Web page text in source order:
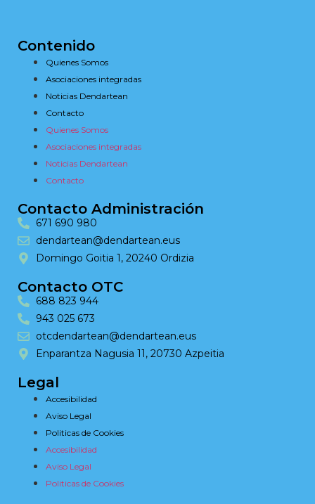
Contenido
Quienes Somos
Asociaciones integradas
Noticias Dendartean
Contacto
Quienes Somos
Asociaciones integradas
Noticias Dendartean
Contacto
Contacto Administración
671 690 980
dendartean@dendartean.eus
Domingo Goitia 1, 20240 Ordizia
Contacto OTC
688 823 944
943 025 673
otcdendartean@dendartean.eus
Enparantza Nagusia 11, 20730 Azpeitia
Legal
Accesibilidad
Aviso Legal
Politicas de Cookies
Accesibilidad
Aviso Legal
Politicas de Cookies